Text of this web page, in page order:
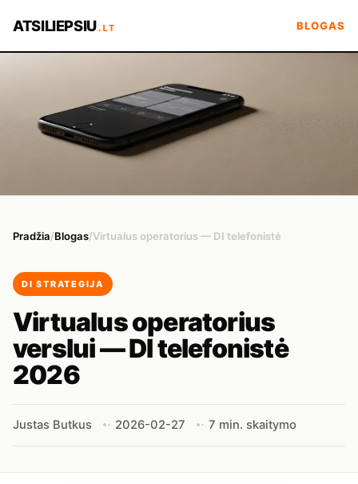
ATSILIEPSIU.LT BLOGAS
Pradžia/Blogas/Virtualus operatorius — DI telefonistė
DI STRATEGIJA
Virtualus operatorius
verslui — DI telefonistė
2026
Justas Butkus 2026-02-27 7 min. skaitymo